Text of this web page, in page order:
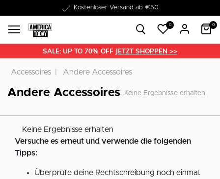
Kostenloser Versand ab €50
0 0
SALE: UP TO 70% OFF JETZT SHOPPEN >>
Accessoires Andere Accessoires
Andere Accessoires Keine Ergebnisse erhalten
Keine Ergebnisse erhalten
Versuche es erneut und verwende die folgenden
Tipps:
Überprüfe deine Rechtschreibung noch einmal.